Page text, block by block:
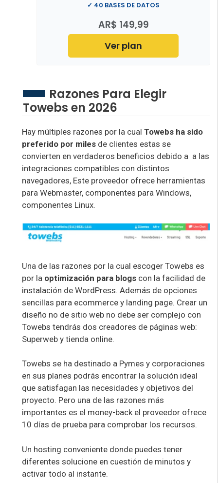
AR$ 149,99
✓ 40 BASES DE DATOS
Ver plan
Razones Para Elegir
Towebs en 2026
Hay múltiples razones por la cual Towebs ha sido
preferido por miles de clientes estas se
convierten en verdaderos beneficios debido a a las
integraciones compatibles con distintos
navegadores, Este proveedor ofrece herramientas
para Webmaster, componentes para Windows,
componentes Linux.
Una de las razones por la cual escoger Towebs es
por la optimización para blogs con la facilidad de
instalación de WordPress. Además de opciones
sencillas para ecommerce y landing page. Crear un
diseño no de sitio web no debe ser complejo con
Towebs tendrás dos creadores de páginas web:
Superweb y tienda online.
Towebs se ha destinado a Pymes y corporaciones
en sus planes podrás encontrar la solución ideal
que satisfagan las necesidades y objetivos del
proyecto. Pero una de las razones más
importantes es el money-back el proveedor ofrece
10 días de prueba para comprobar los recursos.
Un hosting conveniente donde puedes tener
diferentes solucione en cuestión de minutos y
activar todo al instante.